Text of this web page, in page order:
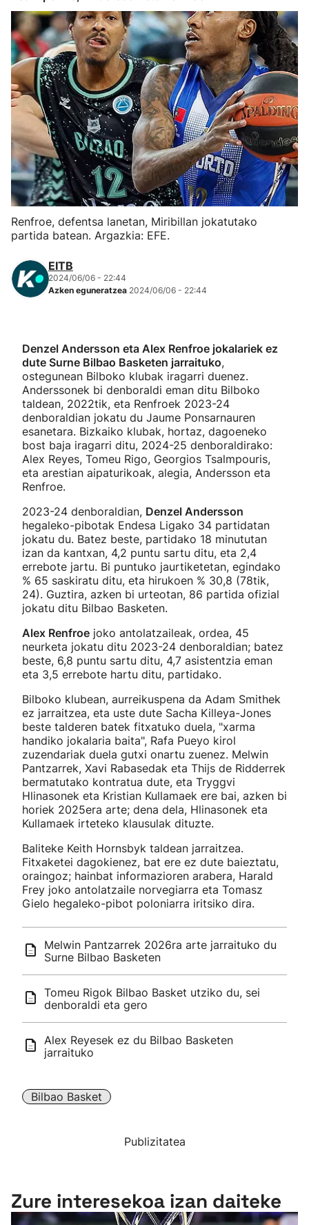
Herri-kirolak
Eskubaloia
Kirolak 360
Atletismoa
Mendi-lasterketak
Kirol gehiago
Renfroe, defentsa lanetan, Miribillan jokatutako
partida batean. Argazkia: EFE.
EITB
2024/06/06 - 22:44
Azken eguneratzea 2024/06/06 - 22:44
Denzel Andersson eta Alex Renfroe jokalariek ez
dute Surne Bilbao Basketen jarraituko,
ostegunean Bilboko klubak iragarri duenez.
Anderssonek bi denboraldi eman ditu Bilboko
taldean, 2022tik, eta Renfroek 2023-24
denboraldian jokatu du Jaume Ponsarnauren
esanetara. Bizkaiko klubak, hortaz, dagoeneko
bost baja iragarri ditu, 2024-25 denboraldirako:
Alex Reyes, Tomeu Rigo, Georgios Tsalmpouris,
eta arestian aipaturikoak, alegia, Andersson eta
Renfroe.
2023-24 denboraldian, Denzel Andersson
hegaleko-pibotak Endesa Ligako 34 partidatan
jokatu du. Batez beste, partidako 18 minututan
izan da kantxan, 4,2 puntu sartu ditu, eta 2,4
errebote jartu. Bi puntuko jaurtiketetan, egindako
% 65 saskiratu ditu, eta hirukoen % 30,8 (78tik,
24). Guztira, azken bi urteotan, 86 partida ofizial
jokatu ditu Bilbao Basketen.
Alex Renfroe joko antolatzaileak, ordea, 45
neurketa jokatu ditu 2023-24 denboraldian; batez
beste, 6,8 puntu sartu ditu, 4,7 asistentzia eman
eta 3,5 errebote hartu ditu, partidako.
Bilboko klubean, aurreikuspena da Adam Smithek
ez jarraitzea, eta uste dute Sacha Killeya-Jones
beste talderen batek fitxatuko duela, "xarma
handiko jokalaria baita", Rafa Pueyo kirol
zuzendariak duela gutxi onartu zuenez. Melwin
Pantzarrek, Xavi Rabasedak eta Thijs de Ridderrek
bermatutako kontratua dute, eta Tryggvi
Hlinasonek eta Kristian Kullamaek ere bai, azken bi
horiek 2025era arte; dena dela, Hlinasonek eta
Kullamaek irteteko klausulak dituzte.
Baliteke Keith Hornsbyk taldean jarraitzea.
Fitxaketei dagokienez, bat ere ez dute baieztatu,
oraingoz; hainbat informazioren arabera, Harald
Frey joko antolatzaile norvegiarra eta Tomasz
Gielo hegaleko-pibot poloniarra iritsiko dira.
Melwin Pantzarrek 2026ra arte jarraituko du
Surne Bilbao Basketen
Tomeu Rigok Bilbao Basket utziko du, sei
denboraldi eta gero
Alex Reyesek ez du Bilbao Basketen
jarraituko
Bilbao Basket
Publizitatea
Zure interesekoa izan daiteke